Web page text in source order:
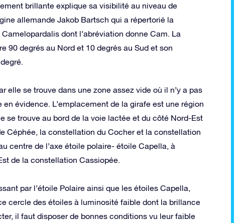
brillante explique sa visibilité au niveau de
allemande Jakob Bartsch qui a répertorié la
dont l’abréviation donne Cam. La
degrés au Nord et 10 degrés au Sud et son
se trouve dans une zone assez vide où il n’y a pas
évidence. L’emplacement de la girafe est une région
se trouve au bord de la voie lactée et du côté Nord-Est
Céphée, la constellation du Cocher et la constellation
centre de l’axe étoile polaire- étoile Capella, à
de la constellation Cassiopée.
par l’étoile Polaire ainsi que les étoiles Capella,
cercle des étoiles à luminosité faible dont la brillance
il faut disposer de bonnes conditions vu leur faible